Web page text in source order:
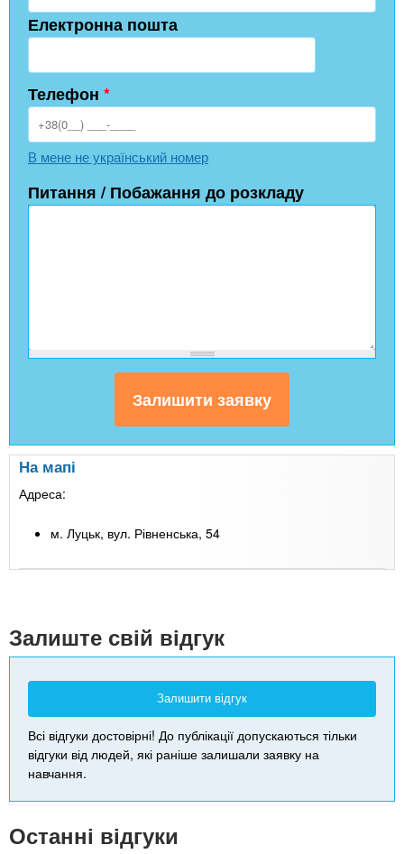
Електронна пошта
Телефон *
В мене не український номер
Питання / Побажання до розкладу
На мапі
Адреса:
м. Луцьк, вул. Рівненська, 54
Залиште свій відгук
Залишити відгук
Всі відгуки достовірні! До публікації допускаються тільки
відгуки від людей, які раніше залишали заявку на
навчання.
Останні відгуки